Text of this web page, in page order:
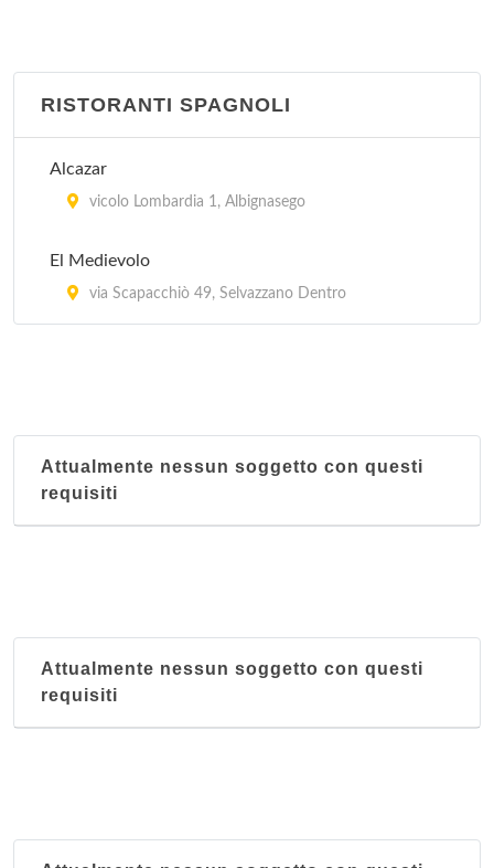
RISTORANTI SPAGNOLI
Alcazar
vicolo Lombardia 1, Albignasego
El Medievolo
via Scapacchiò 49, Selvazzano Dentro
Attualmente nessun soggetto con questi
requisiti
Attualmente nessun soggetto con questi
requisiti